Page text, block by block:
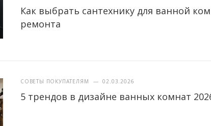
Как выбрать сантехнику для ванной
ремонта
СОВЕТЫ ПОКУПАТЕЛЯМ — 02.03.2026
5 трендов в дизайне ванных комнат